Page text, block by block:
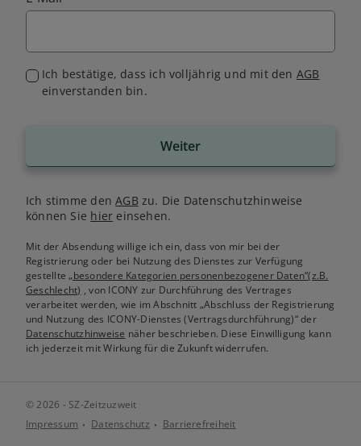
Ich bestätige, dass ich volljährig und mit den AGB
einverstanden bin.
Weiter
Ich stimme denAGB zu. Die Datenschutzhinweise
können Sie hier einsehen.
Mit der Absendung willige ich ein, dass von mir bei der
Registrierung oder bei Nutzung des Dienstes zur Verfügung
gestellte„besondere Kategorien personenbezogener Daten“(z.B.
Geschlecht) , von ICONY zur Durchführung des Vertrages
verarbeitet werden, wie im Abschnitt „Abschluss der Registrierung
und Nutzung des ICONY-Dienstes (Vertragsdurchführung)“ der
Datenschutzhinweise näher beschrieben. Diese Einwilligung kann
ich jederzeit mit Wirkung für die Zukunft widerrufen.
© 2026 - SZ-Zeitzuzweit
Impressum
Datenschutz Barrierefreiheit